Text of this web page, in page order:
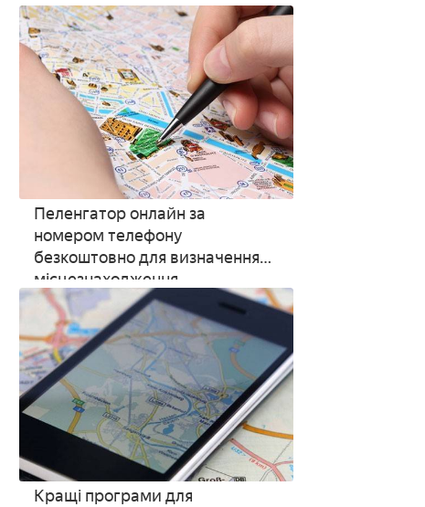
Пеленгатор онлайн за
номером телефону
безкоштовно для визначення
місцезнаходження
Кращі програми для